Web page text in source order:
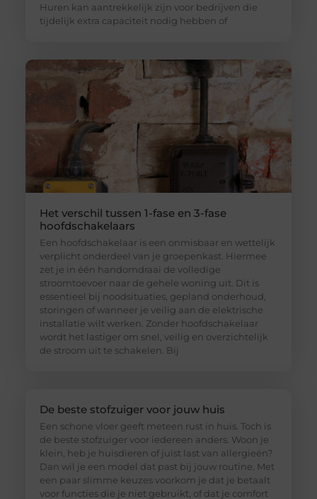
Huren kan aantrekkelijk zijn voor bedrijven die
tijdelijk extra capaciteit nodig hebben of
Het verschil tussen 1-fase en 3-fase
hoofdschakelaars
Een hoofdschakelaar is een onmisbaar en wettelijk
verplicht onderdeel van je groepenkast. Hiermee
zet je in één handomdraai de volledige
stroomtoevoer naar de gehele woning uit. Dit is
essentieel bij noodsituaties, gepland onderhoud,
storingen of wanneer je veilig aan de elektrische
installatie wilt werken. Zonder hoofdschakelaar
wordt het lastiger om snel, veilig en overzichtelijk
de stroom uit te schakelen. Bij
De beste stofzuiger voor jouw huis
Een schone vloer geeft meteen rust in huis. Toch is
de beste stofzuiger voor iedereen anders. Woon je
klein, heb je huisdieren of juist last van allergieën?
Dan wil je een model dat past bij jouw routine. Met
een paar slimme keuzes voorkom je dat je betaalt
voor functies die je niet gebruikt, of dat je comfort